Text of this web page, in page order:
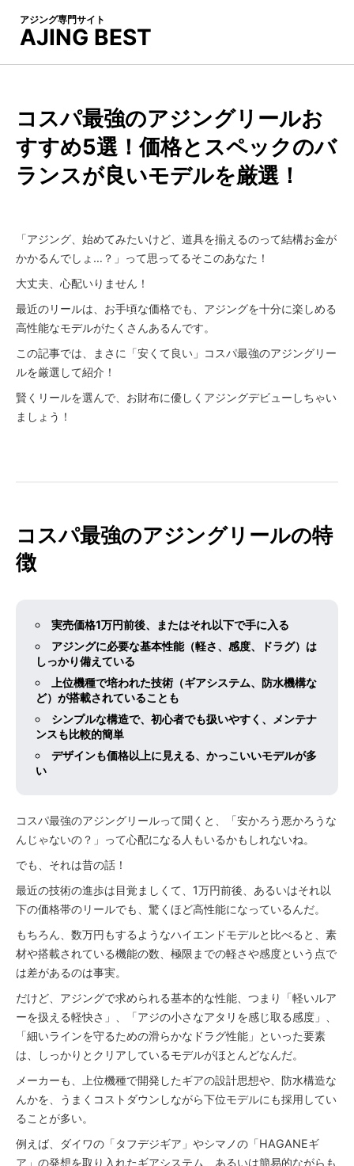
アジング専門サイト
AJING BEST
コスパ最強のアジングリールお
すすめ5選！価格とスペックのバ
ランスが良いモデルを厳選！
「アジング、始めてみたいけど、道具を揃えるのって結構お金が
かかるんでしょ…？」って思ってるそこのあなた！
大丈夫、心配いりません！
最近のリールは、お手頃な価格でも、アジングを十分に楽しめる
高性能なモデルがたくさんあるんです。
この記事では、まさに「安くて良い」コスパ最強のアジングリー
ルを厳選して紹介！
賢くリールを選んで、お財布に優しくアジングデビューしちゃい
ましょう！
コスパ最強のアジングリールの特
徴
実売価格1万円前後、またはそれ以下で手に入る
アジングに必要な基本性能（軽さ、感度、ドラグ）は
しっかり備えている
上位機種で培われた技術（ギアシステム、防水機構な
ど）が搭載されていることも
シンプルな構造で、初心者でも扱いやすく、メンテナ
ンスも比較的簡単
デザインも価格以上に見える、かっこいいモデルが多
い
コスパ最強のアジングリールって聞くと、「安かろう悪かろうな
んじゃないの？」って心配になる人もいるかもしれないね。
でも、それは昔の話！
最近の技術の進歩は目覚ましくて、1万円前後、あるいはそれ以
下の価格帯のリールでも、驚くほど高性能になっているんだ。
もちろん、数万円もするようなハイエンドモデルと比べると、素
材や搭載されている機能の数、極限までの軽さや感度という点で
は差があるのは事実。
だけど、アジングで求められる基本的な性能、つまり「軽いルア
ーを扱える軽快さ」、「アジの小さなアタリを感じ取る感度」、
「細いラインを守るための滑らかなドラグ性能」といった要素
は、しっかりとクリアしているモデルがほとんどなんだ。
メーカーも、上位機種で開発したギアの設計思想や、防水構造な
んかを、うまくコストダウンしながら下位モデルにも採用してい
ることが多い。
例えば、ダイワの「タフデジギア」やシマノの「HAGANEギ
ア」の発想を取り入れたギアシステム、あるいは簡易的ながらも